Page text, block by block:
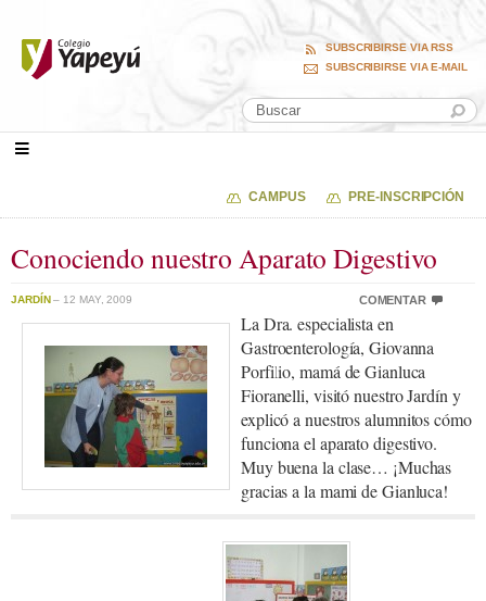
SUBSCRIBIRSE VIA RSS
SUBSCRIBIRSE VIA E-MAIL
CAMPUS PRE-INSCRIPCIÓN
Conociendo nuestro Aparato Digestivo
JARDÍN– 12 MAY, 2009 COMENTAR
La Dra. especialista en
Gastroenterología, Giovanna
Porfilio, mamá de Gianluca
Fioranelli, visitó nuestro Jardín y
explicó a nuestros alumnitos cómo
funciona el aparato digestivo.
Muy buena la clase… ¡Muchas
gracias a la mami de Gianluca!